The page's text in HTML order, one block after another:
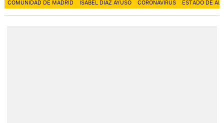
COMUNIDAD DE MADRID ISABEL DÍAZ AYUSO CORONAVIRUS ESTADO DE